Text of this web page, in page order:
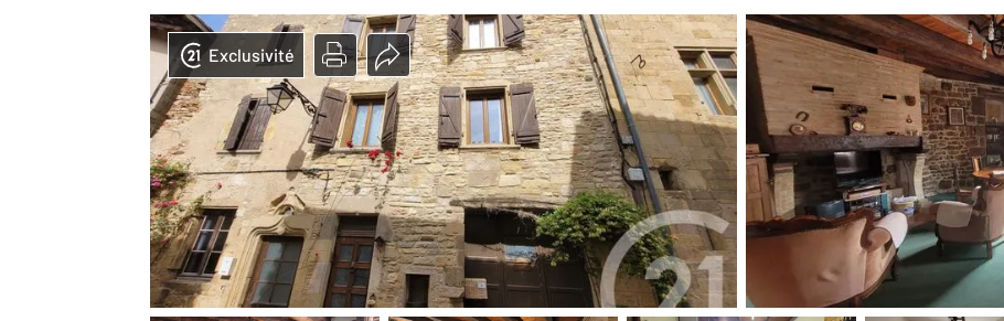
Exclusivité